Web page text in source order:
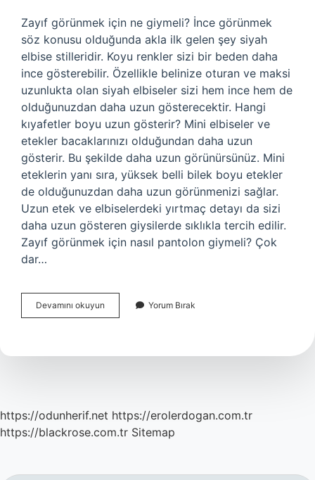
Zayıf görünmek için ne giymeli? İnce görünmek
söz konusu olduğunda akla ilk gelen şey siyah
elbise stilleridir. Koyu renkler sizi bir beden daha
ince gösterebilir. Özellikle belinize oturan ve maksi
uzunlukta olan siyah elbiseler sizi hem ince hem de
olduğunuzdan daha uzun gösterecektir. Hangi
kıyafetler boyu uzun gösterir? Mini elbiseler ve
etekler bacaklarınızı olduğundan daha uzun
gösterir. Bu şekilde daha uzun görünürsünüz. Mini
eteklerin yanı sıra, yüksek belli bilek boyu etekler
de olduğunuzdan daha uzun görünmenizi sağlar.
Uzun etek ve elbiselerdeki yırtmaç detayı da sizi
daha uzun gösteren giysilerde sıklıkla tercih edilir.
Zayıf görünmek için nasıl pantolon giymeli? Çok
dar…
Devamını okuyun
Ve
Için
Yorum Bırak
https://odunherif.net https://erolerdogan.com.tr
https://blackrose.com.tr Sitemap